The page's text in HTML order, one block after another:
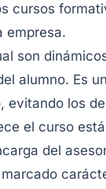
empresa.
son
alumno. Es
los
el curso
del